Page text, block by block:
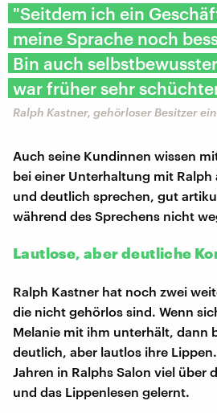
"Seitdem ich ein
meine Sprache noch
Bin auch
war früher sehr
Ralph Kastner, gehörloser Besitzer
Auch seine Kundinnen wissen
bei einer Unterhaltung mit
und deutlich sprechen, gut
während des Sprechens nicht
Lautlose, aber deutliche
Ralph Kastner hat noch zwei
die nicht gehörlos sind. Wenn
Melanie mit ihm unterhält, dann
deutlich, aber lautlos ihre
Jahren in Ralphs Salon viel über
und das Lippenlesen gelernt.